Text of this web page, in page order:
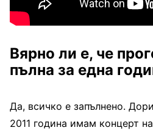
Вярно ли е, че
пълна за една
Да, всичко е запълнено.
2011 година имам концерт